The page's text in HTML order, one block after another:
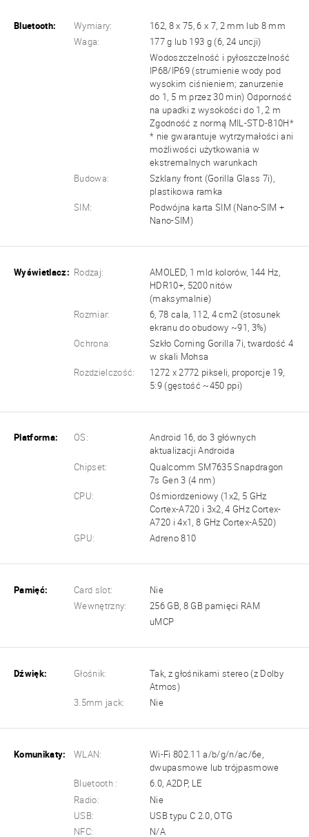
Bluetooth: Wymiary:
162, 8 x 75, 6 x 7, 2 mm lub 8 mm
Waga:
177 g lub 193 g (6, 24 uncji)
Wodoszczelność i pyłoszczelność
IP68/IP69 (strumienie wody pod
wysokim ciśnieniem; zanurzenie
do 1, 5 m przez 30 min) Odporność
na upadki z wysokości do 1, 2 m
Zgodność z normą MIL-STD-810H*
* nie gwarantuje wytrzymałości ani
możliwości użytkowania w
ekstremalnych warunkach
Budowa:
Szklany front (Gorilla Glass 7i),
plastikowa ramka
SIM:
Podwójna karta SIM (Nano-SIM +
Nano-SIM)
Wyświetlacz: Rodzaj:
AMOLED, 1 mld kolorów, 144 Hz,
HDR10+, 5200 nitów
(maksymalnie)
Rozmiar:
6, 78 cala, 112, 4 cm2 (stosunek
ekranu do obudowy ~91, 3%)
Ochrona:
Szkło Corning Gorilla 7i, twardość 4
w skali Mohsa
Rozdzielczość:
1272 x 2772 pikseli, proporcje 19,
5:9 (gęstość ~450 ppi)
Platforma: OS:
Android 16, do 3 głównych
aktualizacji Androida
Chipset:
Qualcomm SM7635 Snapdragon
7s Gen 3 (4 nm)
CPU:
Ośmiordzeniowy (1x2, 5 GHz
Cortex-A720 i 3x2, 4 GHz Cortex-
A720 i 4x1, 8 GHz Cortex-A520)
GPU:
Adreno 810
Pamięć: Card slot:
Nie
Wewnętrzny:
256 GB, 8 GB pamięci RAM
uMCP
Dźwięk: Głośnik:
Tak, z głośnikami stereo (z Dolby
Atmos)
3.5mm jack:
Nie
Komunikaty: WLAN:
Wi-Fi 802.11 a/b/g/n/ac/6e,
dwupasmowe lub trójpasmowe
Bluetooth :
6.0, A2DP, LE
Radio:
Nie
USB:
USB typu C 2.0, OTG
NFC:
N/A